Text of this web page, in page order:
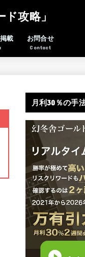
攻略」
載 お問合せ
Contact
月利30％の手